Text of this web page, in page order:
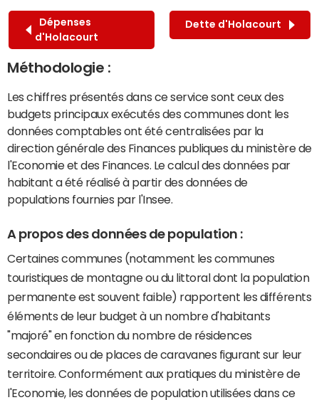
Dépenses
d'Holacourt
Dette d'Holacourt
Méthodologie :
Les chiffres présentés dans ce service sont ceux des
budgets principaux exécutés des communes dont les
données comptables ont été centralisées par la
direction générale des Finances publiques du ministère de
l'Economie et des Finances. Le calcul des données par
habitant a été réalisé à partir des données de
populations fournies par l'Insee.
A propos des données de population :
Certaines communes (notamment les communes
touristiques de montagne ou du littoral dont la population
permanente est souvent faible) rapportent les différents
éléments de leur budget à un nombre d'habitants
"majoré" en fonction du nombre de résidences
secondaires ou de places de caravanes figurant sur leur
territoire. Conformément aux pratiques du ministère de
l'Economie, les données de population utilisées dans ce